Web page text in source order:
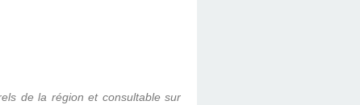
de la région et consultable sur